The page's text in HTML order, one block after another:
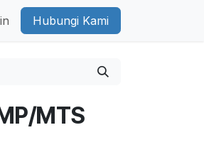
Hubungi Kami
MTS